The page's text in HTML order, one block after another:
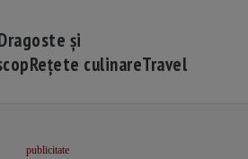
și
Rețete culinareTravel